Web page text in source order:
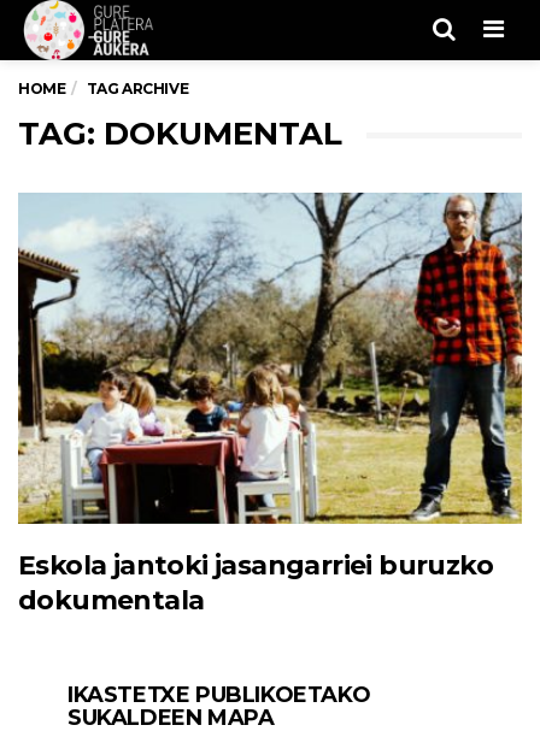
HOME TAG ARCHIVE
TAG: DOKUMENTAL
Eskola jantoki jasangarriei buruzko
dokumentala
IKASTETXE PUBLIKOETAKO
SUKALDEEN MAPA